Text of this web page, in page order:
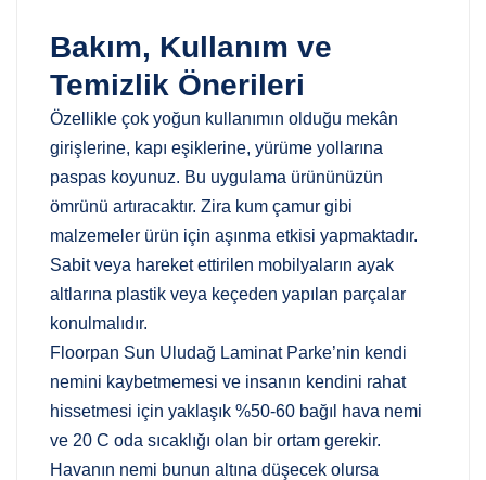
Bakım, Kullanım ve
Temizlik Önerileri
Özellikle çok yoğun kullanımın olduğu mekân
girişlerine, kapı eşiklerine, yürüme yollarına
paspas koyunuz. Bu uygulama ürününüzün
ömrünü artıracaktır. Zira kum çamur gibi
malzemeler ürün için aşınma etkisi yapmaktadır.
Sabit veya hareket ettirilen mobilyaların ayak
altlarına plastik veya keçeden yapılan parçalar
konulmalıdır.
Floorpan Sun Uludağ Laminat Parke’nin kendi
nemini kaybetmemesi ve insanın kendini rahat
hissetmesi için yaklaşık %50-60 bağıl hava nemi
ve 20 C oda sıcaklığı olan bir ortam gerekir.
Havanın nemi bunun altına düşecek olursa